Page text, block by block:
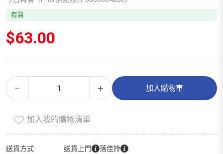
有貨
$63.00
−
鰹
魚
癭
果
+ 加入購物車
Alternative:
加入我的購物清單
送貨方式 送貨上門 落佳拎